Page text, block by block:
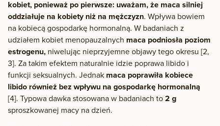
kobiet, ponieważ po pierwsze: uważam, że maca silniej
oddziałuje na kobiety niż na mężczyzn. Wpływa bowiem
na kobiecą gospodarkę hormonalną. W badaniach z
udziałem kobiet menopauzalnych maca podniosła poziom
estrogenu, niwelując nieprzyjemne objawy tego okresu [2,
3]. Za takim efektem naturalnie idzie poprawa libido i
funkcji seksualnych. Jednak maca poprawiła kobiece
libido również bez wpływu na gospodarkę hormonalną
[4]. Typowa dawka stosowana w badaniach to2 g
sproszkowanej macy na dzień.